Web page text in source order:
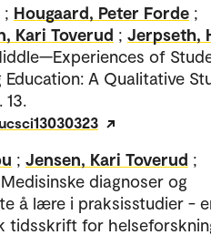
; Hougaard, Peter Forde ;
Kari Toverud ; Jerpseth,
of
A Qualitative
; Jensen, Kari Toverud ;
diagnoser og
å lære i praksisstudier -
tidsskrift for